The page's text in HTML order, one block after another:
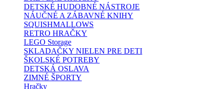
DETSKÉ HUDOBNÉ NÁSTROJE
NÁUČNÉ A ZÁBAVNÉ KNIHY
SQUISHMALLOWS
RETRO HRAČKY
LEGO Storage
SKLADAČKY NIELEN PRE DETI
ŠKOLSKÉ POTREBY
DETSKÁ OSLAVA
ZIMNÉ ŠPORTY
Hračky